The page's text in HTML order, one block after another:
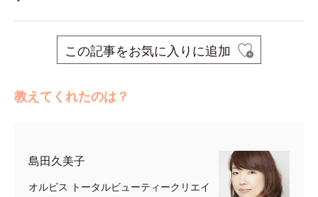
この記事をお気に入りに追加
教えてくれたのは？
島田久美子
オルビス トータルビューティークリエイ